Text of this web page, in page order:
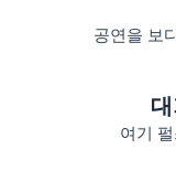
공연을 보
여기